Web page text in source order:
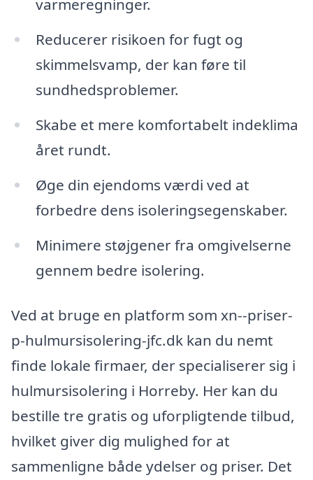
varmeregninger.
Reducerer risikoen for fugt og
skimmelsvamp, der kan føre til
sundhedsproblemer.
Skabe et mere komfortabelt indeklima
året rundt.
Øge din ejendoms værdi ved at
forbedre dens isoleringsegenskaber.
Minimere støjgener fra omgivelserne
gennem bedre isolering.
Ved at bruge en platform som xn--priser-
p-hulmursisolering-jfc.dk kan du nemt
finde lokale firmaer, der specialiserer sig i
hulmursisolering i Horreby. Her kan du
bestille tre gratis og uforpligtende tilbud,
hvilket giver dig mulighed for at
sammenligne både ydelser og priser. Det